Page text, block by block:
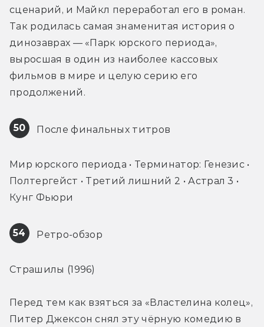
сценарий, и Майкл переработал его в роман.
Так родилась самая знаменитая история о
динозаврах — «Парк юрского периода»,
выросшая в один из наиболее кассовых
фильмов в мире и целую серию его
продолжений.
50 После финальных титров
Мир юрского периода • Терминатор: Генезис •
Полтергейст • Третий лишний 2 • Астрал 3 •
Кунг Фьюри
54 Ретро-обзор
Страшилы (1996)
Перед тем как взяться за «Властелина колец»,
Питер Джексон снял эту чёрную комедию в